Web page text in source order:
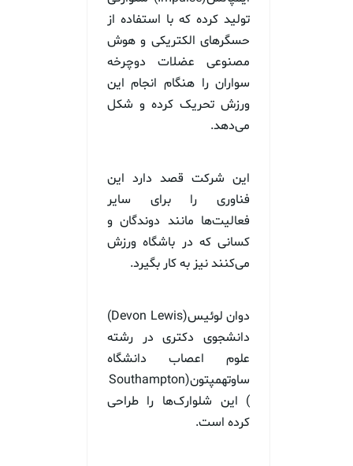
تولید کرده که با استفاده از
حسگرهای الکتریکی و هوش
مصنوعی عضلات دوچرخه
سواران را هنگام انجام این
ورزش تحریک کرده و شکل
می‌دهد.
این شرکت قصد دارد این
فناوری را برای سایر
فعالیت‌ها مانند دوندگان و
کسانی که در باشگاه ورزش
می‌کنند نیز به کار بگیرد.
دوان لوئیس(Devon Lewis)
دانشجوی دکتری در رشته
علوم اعصاب دانشگاه
ساوتهمپتون(Southampton
) این شلوارک‌ها را طراحی
کرده است.